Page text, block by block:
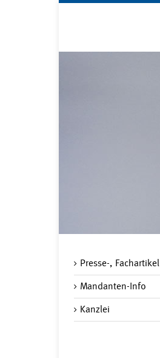
Presse-, Fachartikel
Mandanten-Info
Kanzlei